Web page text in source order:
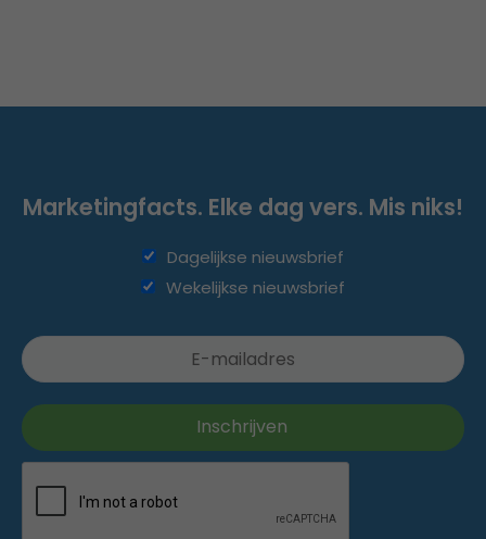
Marketingfacts. Elke dag vers. Mis niks!
Dagelijkse nieuwsbrief
Wekelijkse nieuwsbrief